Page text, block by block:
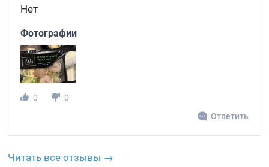
Нет
Фотографии
0
0
Ответить
Читать все отзывы →